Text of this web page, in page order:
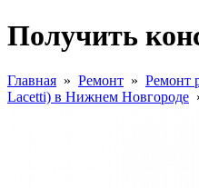
Получить
Главная » Ремонт » Ремонт
Lacetti) в Нижнем Новгороде